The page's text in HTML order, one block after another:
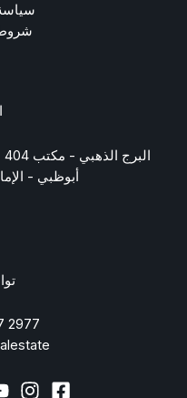
شروط
أبوظبي -
2977 877 50 971+